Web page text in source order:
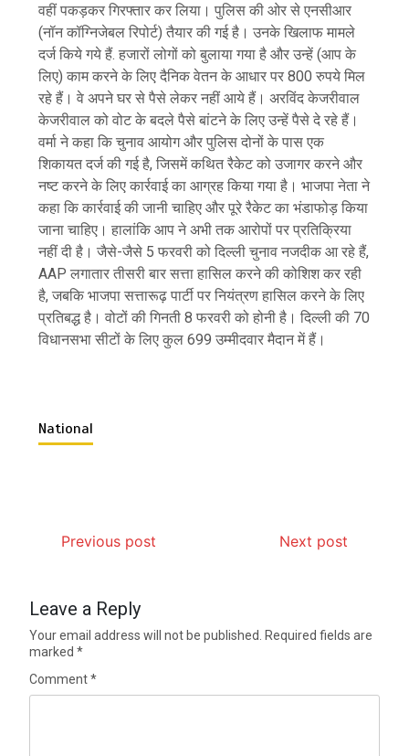
वहीं पकड़कर गिरफ्तार कर लिया। पुलिस की ओर से एनसीआर
(नॉन कॉग्निजेबल रिपोर्ट) तैयार की गई है। उनके खिलाफ मामले
दर्ज किये गये हैं. हजारों लोगों को बुलाया गया है और उन्हें (आप के
लिए) काम करने के लिए दैनिक वेतन के आधार पर 800 रुपये मिल
रहे हैं। वे अपने घर से पैसे लेकर नहीं आये हैं। अरविंद केजरीवाल
केजरीवाल को वोट के बदले पैसे बांटने के लिए उन्हें पैसे दे रहे हैं।
वर्मा ने कहा कि चुनाव आयोग और पुलिस दोनों के पास एक
शिकायत दर्ज की गई है, जिसमें कथित रैकेट को उजागर करने और
नष्ट करने के लिए कार्रवाई का आग्रह किया गया है। भाजपा नेता ने
कहा कि कार्रवाई की जानी चाहिए और पूरे रैकेट का भंडाफोड़ किया
जाना चाहिए। हालांकि आप ने अभी तक आरोपों पर प्रतिक्रिया
नहीं दी है। जैसे-जैसे 5 फरवरी को दिल्ली चुनाव नजदीक आ रहे हैं,
AAP लगातार तीसरी बार सत्ता हासिल करने की कोशिश कर रही
है, जबकि भाजपा सत्तारूढ़ पार्टी पर नियंत्रण हासिल करने के लिए
प्रतिबद्ध है। वोटों की गिनती 8 फरवरी को होनी है। दिल्ली की 70
विधानसभा सीटों के लिए कुल 699 उम्मीदवार मैदान में हैं।
National
Previous post Next post
Leave a Reply
Your email address will not be published.
Required fields are
marked*
Comment*